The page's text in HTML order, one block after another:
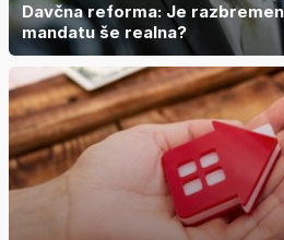
Davčna reforma: Je
mandatu še realna?